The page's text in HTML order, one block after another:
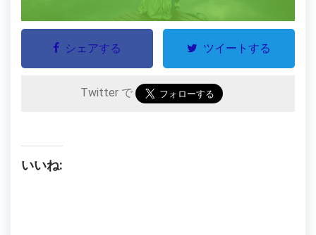
シェアする ツイートする
Twitter で
いいね: